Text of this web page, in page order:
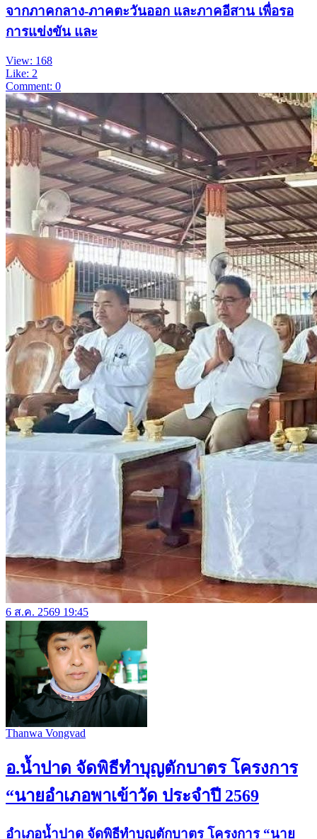
จากภาคกลาง-ภาคตะวันออก และภาคอีสาน เพื่อรอ
การแข่งขัน และ
View: 168
Like: 2
Comment: 0
6 ส.ค. 2569 19:45
Thanwa Vongvad
อ.น้ำปาด จัดพิธีทำบุญตักบาตร โครงการ
“นายอำเภอพาเข้าวัด ประจำปี 2569
อำเภอน้ำปาด จัดพิธีทำบุญตักบาตร โครงการ “นาย